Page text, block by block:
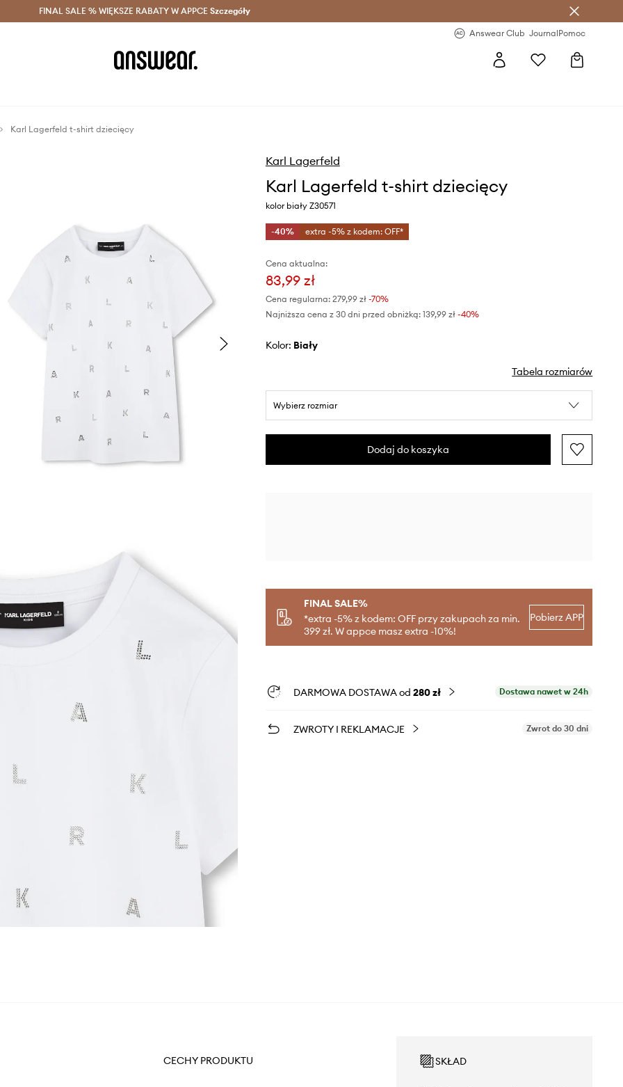
Oszczędzaj z Answear Club > Dostawa nawet w 24h >
FINAL SALE % WIĘKSZE RABATY W APPCE Szczegóły
Answear Club JournalPomoc
Karl Lagerfeld t-shirt dziecięcy
Karl Lagerfeld
Karl Lagerfeld t-shirt dziecięcy
kolor biały Z30571
-40% extra -5% z kodem: OFF*
Cena aktualna:
83,99 zł
Cena regularna: 279,99 zł-70%
Najniższa cena z 30 dni przed obniżką: 139,99 zł -40%
Kolor: biały
Tabela rozmiarów
Wybierz rozmiar
Dodaj do koszyka
FINAL SALE%
*extra -5% z kodem: OFF przy zakupach za min.
399 zł. W appce masz extra -10%!
Pobierz APP
DARMOWA DOSTAWA od 280 zł Dostawa nawet w 24h
ZWROTY I REKLAMACJE Zwrot do 30 dni
CECHY PRODUKTU SKŁAD